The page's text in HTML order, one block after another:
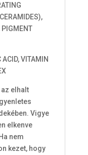
VITAMIN
elhalt
Vigye
elkenve
nem
kezet, hogy